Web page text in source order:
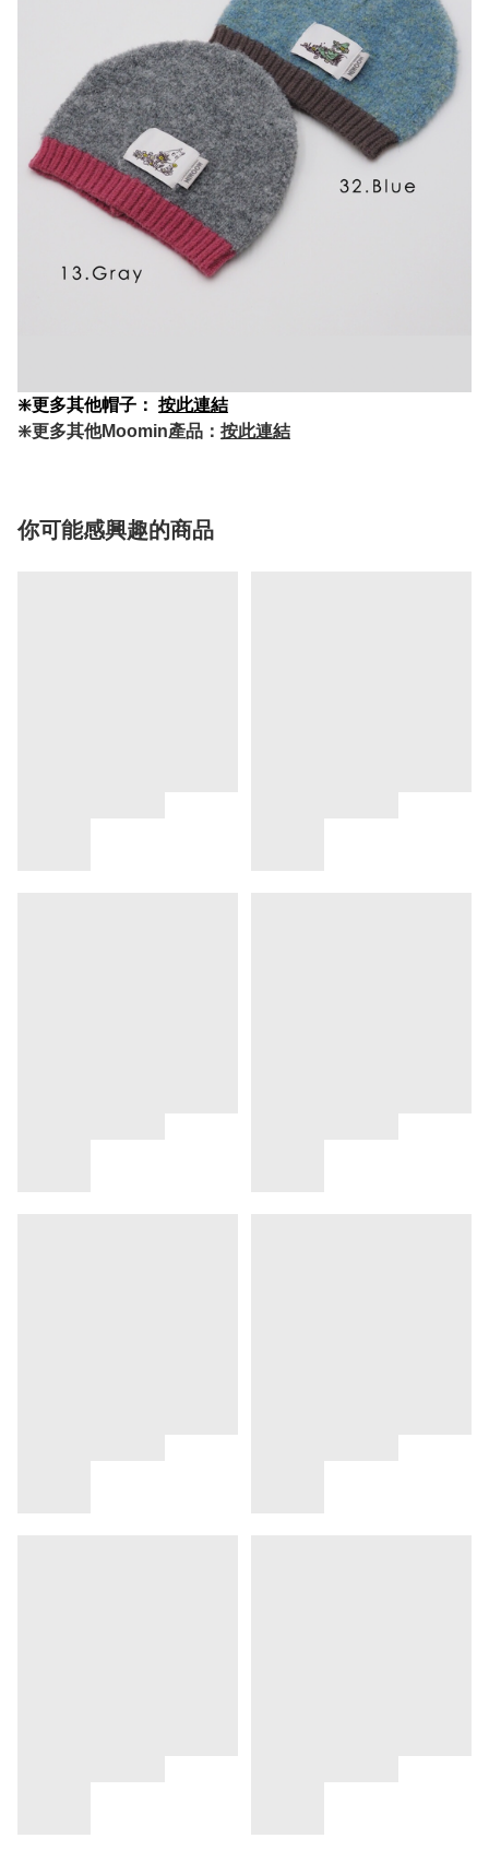
❇️更多其他帽子： 按此連結
❇️更多其他Moomin產品： 按此連結
你可能感興趣的商品